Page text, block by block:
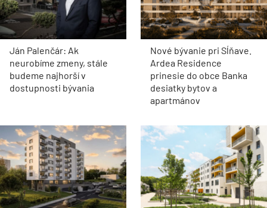
Ján Palenčár: Ak
neurobíme zmeny, stále
budeme najhorší v
dostupnosti bývania
Nové bývanie pri Sĺňave.
Ardea Residence
prinesie do obce Banka
desiatky bytov a
apartmánov